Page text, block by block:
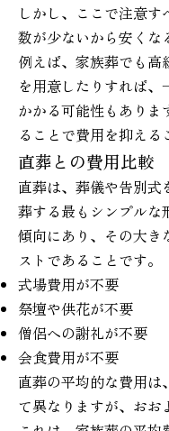
しかし、ここで注意
数が少ないから安くな
例えば、家族葬でも高
を用意したりすれば
かかる可能性もあり
ることで費用を抑える
直葬との費用比較
直葬は、葬儀や告別式
葬する最もシンプルな
傾向にあり、その大き
ストであることです。
式場費用が不要
祭壇や供花が不要
僧侶への謝礼が不要
会食費用が不要
直葬の平均的な費用は
て異なりますが、おお